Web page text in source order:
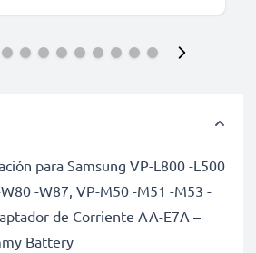
para Samsung VP-L800 -L500
-W87, VP-M50 -M51 -M53 -
de Corriente AA-E7A –
Battery